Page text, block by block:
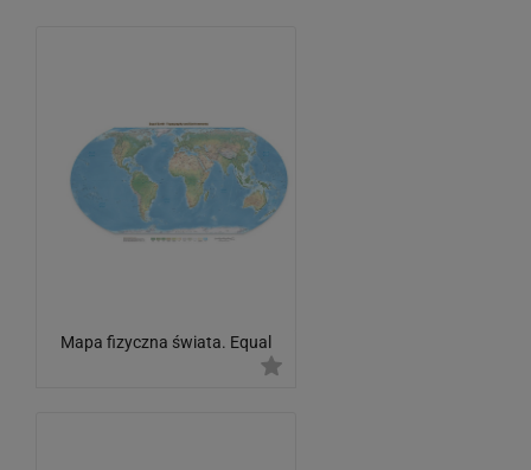
Mapa fizyczna świata. Equal